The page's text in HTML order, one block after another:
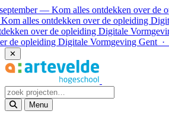
Ga naar inhoud— Kom alles ontdekken over de
alles ontdekken over de opleiding
over de opleiding Digitale
de opleiding Digitale Vormgeving Gent
✕
Menu